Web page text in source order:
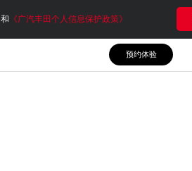
《广汽丰田个人信息保护政策》
预约体验